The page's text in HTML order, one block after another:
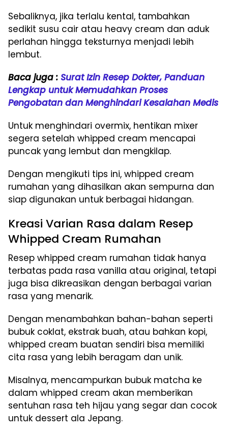
Sebaliknya, jika terlalu kental, tambahkan
sedikit susu cair atau heavy cream dan aduk
perlahan hingga teksturnya menjadi lebih
lembut.
Baca juga : Surat Izin Resep Dokter, Panduan
Lengkap untuk Memudahkan Proses
Pengobatan dan Menghindari Kesalahan Medis
Untuk menghindari overmix, hentikan mixer
segera setelah whipped cream mencapai
puncak yang lembut dan mengkilap.
Dengan mengikuti tips ini, whipped cream
rumahan yang dihasilkan akan sempurna dan
siap digunakan untuk berbagai hidangan.
Kreasi Varian Rasa dalam Resep
Whipped Cream Rumahan
Resep whipped cream rumahan tidak hanya
terbatas pada rasa vanilla atau original, tetapi
juga bisa dikreasikan dengan berbagai varian
rasa yang menarik.
Dengan menambahkan bahan-bahan seperti
bubuk coklat, ekstrak buah, atau bahkan kopi,
whipped cream buatan sendiri bisa memiliki
cita rasa yang lebih beragam dan unik.
Misalnya, mencampurkan bubuk matcha ke
dalam whipped cream akan memberikan
sentuhan rasa teh hijau yang segar dan cocok
untuk dessert ala Jepang.